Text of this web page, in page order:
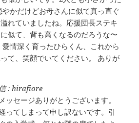
かだけどお母さんに似て真っ直ぐ
れていましたね。応援団長ステキ
似て、背も高くなるのだろうな〜
情深く育ったひらくん、これから
て、笑顔でいてください。 ありが
: hirafiore
ッセージありがとうございます。
ってしまって申し訳ないです。引
を
切
り
替
る。